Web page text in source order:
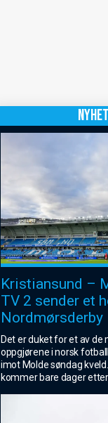
Kristiansund –
TV 2 sender et
Nordmørsderby
Det er duket for et av
oppgjørene i norsk
imot Molde søndag
kommer bare dager etter